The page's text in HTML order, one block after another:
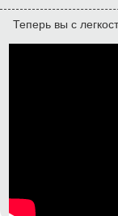
Теперь вы с